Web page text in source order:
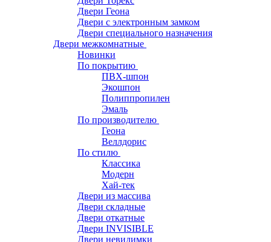
Двери Геона
Двери с электронным замком
Двери специального назначения
Двери межкомнатные
Новинки
По покрытию
ПВХ-шпон
Экошпон
Полиппропилен
Эмаль
По производителю
Геона
Веллдорис
По стилю
Классика
Модерн
Хай-тек
Двери из массива
Двери складные
Двери откатные
Двери INVISIBLE
Двери невидимки